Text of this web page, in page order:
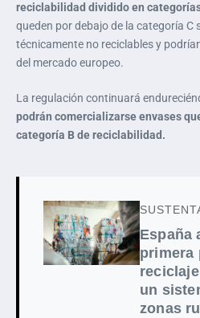
reciclabilidad dividido en categorías
queden por debajo de la categoría C
técnicamente no reciclables y
del mercado europeo.
La regulación continuará
podrán comercializarse envases
categoría B de reciclabilidad.
España
primera
un
zonas